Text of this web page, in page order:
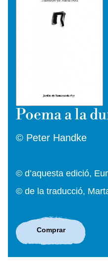
Poema a la
© Peter Handke
© d’aquesta edició,
© de la traducció,
Comprar